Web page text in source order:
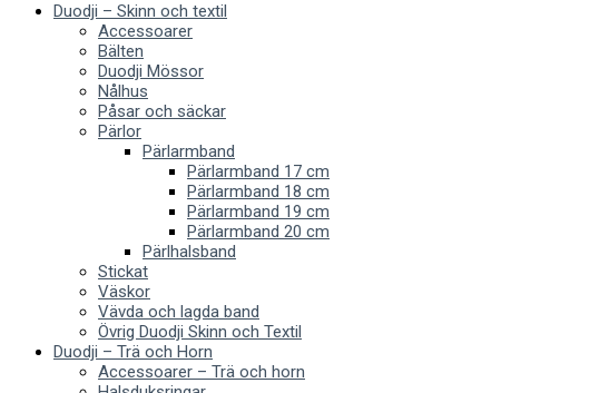
Duodji – Skinn och textil
Accessoarer
Bälten
Duodji Mössor
Nålhus
Påsar och säckar
Pärlor
Pärlarmband
Pärlarmband 17 cm
Pärlarmband 18 cm
Pärlarmband 19 cm
Pärlarmband 20 cm
Pärlhalsband
Stickat
Väskor
Vävda och lagda band
Övrig Duodji Skinn och Textil
Duodji – Trä och Horn
Accessoarer – Trä och horn